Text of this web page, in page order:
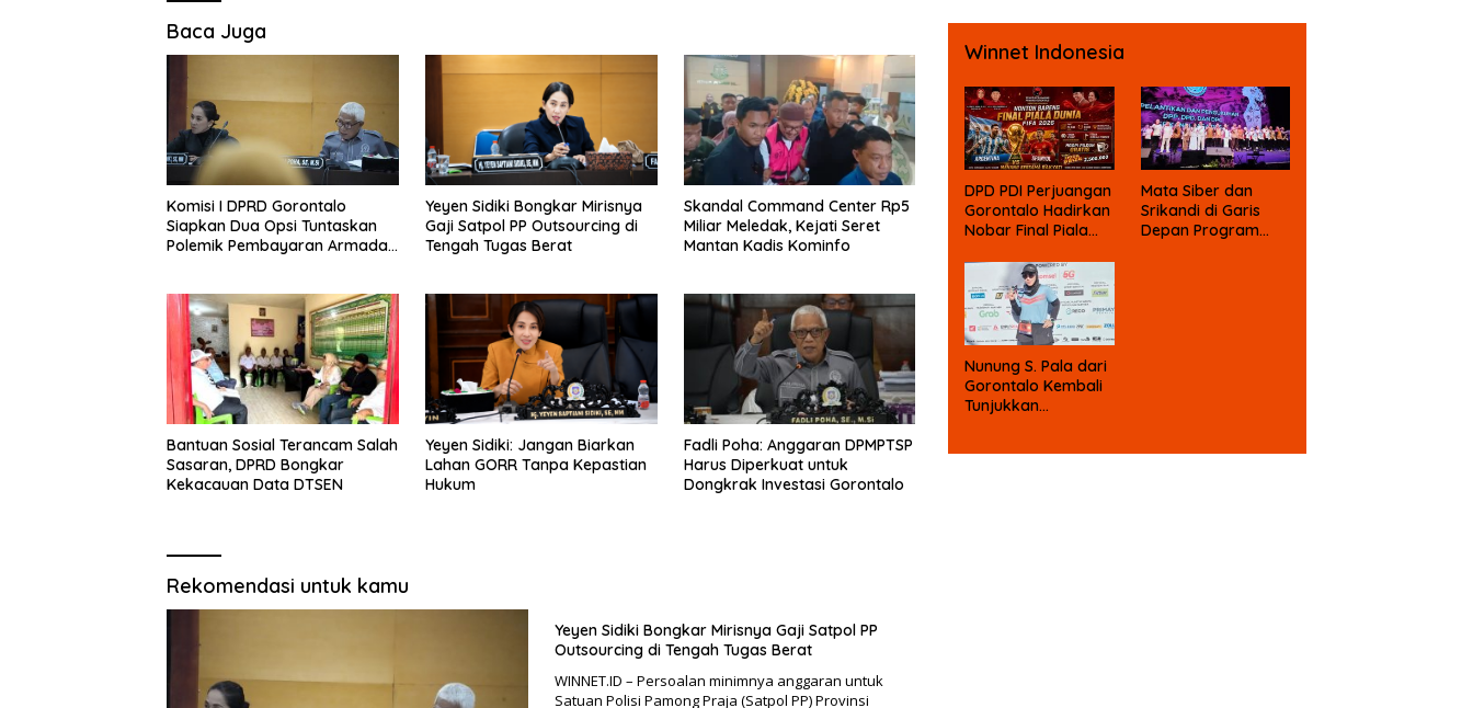
Baca Juga
Komisi I DPRD Gorontalo
Siapkan Dua Opsi Tuntaskan
Polemik Pembayaran Armada
Yeyen Sidiki Bongkar Mirisnya
Gaji Satpol PP Outsourcing di
Tengah Tugas Berat
Skandal Command Center Rp5
Miliar Meledak, Kejati Seret
Mantan Kadis Kominfo
Bantuan Sosial Terancam Salah
Sasaran, DPRD Bongkar
Kekacauan Data DTSEN
Yeyen Sidiki: Jangan Biarkan
Lahan GORR Tanpa Kepastian
Hukum
Fadli Poha: Anggaran DPMPTSP
Harus Diperkuat untuk
Dongkrak Investasi Gorontalo
Rekomendasi untuk kamu
Yeyen Sidiki Bongkar Mirisnya Gaji Satpol PP
Outsourcing di Tengah Tugas Berat
WINNET.ID – Persoalan minimnya anggaran untuk
Satuan Polisi Pamong Praja (Satpol PP) Provinsi
Winnet Indonesia
DPD PDI Perjuangan
Gorontalo Hadirkan
Nobar Final Piala
Mata Siber dan
Srikandi di Garis
Depan Program
Nunung S. Pala dari
Gorontalo Kembali
Tunjukkan